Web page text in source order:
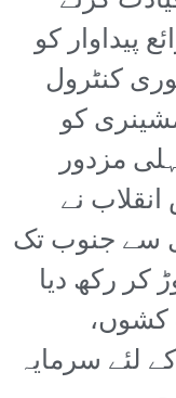
پیداوار کو
کنٹرول
کو
مزدور
نے
سے جنوب تک
کر رکھ دیا
کشوں،
لئے سرمایہ